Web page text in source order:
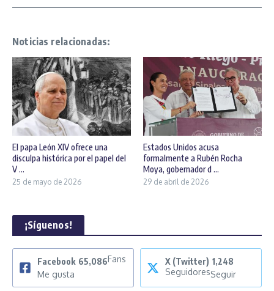
Noticias relacionadas:
El papa León XIV ofrece una
disculpa histórica por el papel del
V ...
25 de mayo de 2026
Estados Unidos acusa
formalmente a Rubén Rocha
Moya, gobernador d ...
29 de abril de 2026
¡Síguenos!
Facebook 65,086Fans
Me gusta
X (Twitter) 1,248
SeguidoresSeguir